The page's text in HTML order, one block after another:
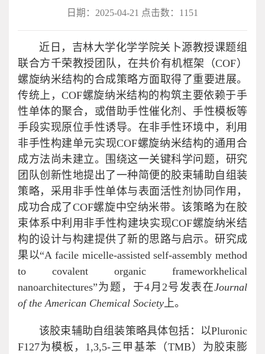
日期：2025-04-21 点击数： 1151
近日，吉林大学化学学院关卜源教授课题组
联合方千荣教授团队，在共价有机框架（COF）
螺旋纳米结构的合成策略方面取得了重要进展。
传统上，COF螺旋纳米结构的构筑主要依赖于手
性单体的聚合，或借助手性催化剂、手性模板等
手段实现原位手性诱导。在非手性环境中，利用
非手性构建单元实现COF螺旋纳米结构的通用合
成方法尚未建立。围绕这一关键科学问题，研究
团队创新性地提出了一种简便的胶束辅助自组装
策略，采用非手性单体与表面活性剂协同作用，
成功合成了COF螺旋中空纳米带。该策略为在胶
束体系中利用非手性构建块实现COF螺旋纳米结
构的设计与构建提供了新的思路与启示。研究成
果以“A facile micelle-assisted self-assembly method
to covalent organic frameworkhelical
nanoarchitectures”为题，于4月2号发表在Journal
of the American Chemical Society上。
该胶束辅助自组装策略具体包括：以Pluronic
F127为模板，1,3,5-三甲基苯（TMB）为胶束膨